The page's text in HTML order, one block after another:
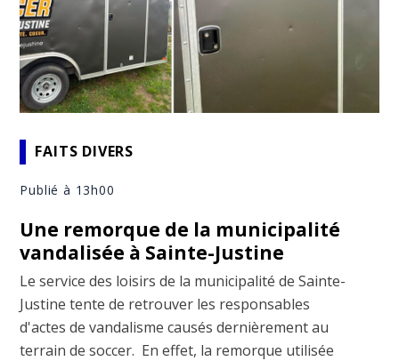
FAITS DIVERS
Publié à 13h00
Une remorque de la municipalité
vandalisée à Sainte-Justine
Le service des loisirs de la municipalité de Sainte-
Justine tente de retrouver les responsables
d'actes de vandalisme causés dernièrement au
terrain de soccer. En effet, la remorque utilisée